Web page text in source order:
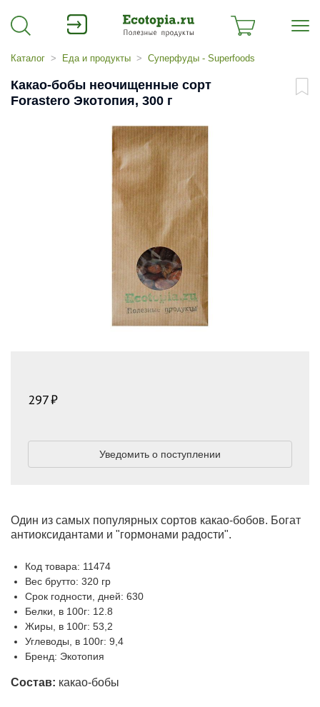
Каталог Еда и продукты Суперфуды - Superfoods
Какао-бобы неочищенные сорт
Forastero Экотопия, 300 г
Один из самых популярных сортов какао-бобов. Богат
антиоксидантами и "гормонами радости".
Код товара: 11474
Вес брутто: 320 гр
Срок годности, дней: 630
Белки, в 100г: 12.8
Жиры, в 100г: 53,2
Углеводы, в 100г: 9,4
Бренд: Экотопия
Состав: какао-бобы
297
Уведомить о поступлении